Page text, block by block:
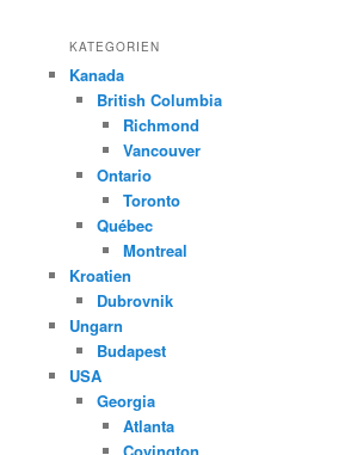
KATEGORIEN
Kanada
British Columbia
Richmond
Vancouver
Ontario
Toronto
Québec
Montreal
Kroatien
Dubrovnik
Ungarn
Budapest
USA
Georgia
Atlanta